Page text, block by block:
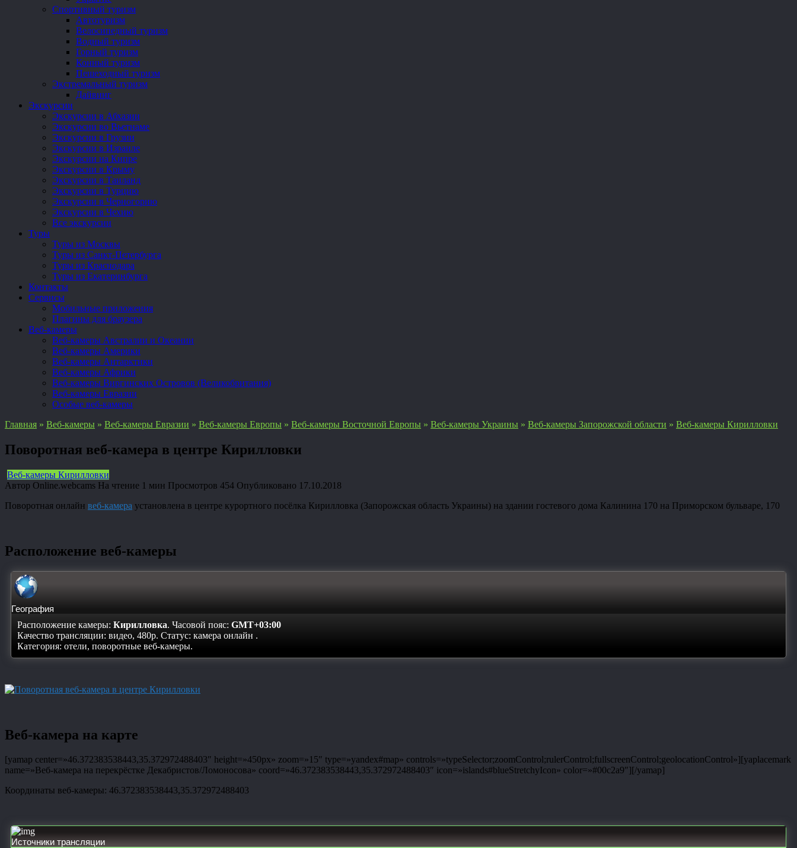
Спортивный туризм
Автотуризм
Велосипедный туризм
Водный туризм
Горный туризм
Конный туризм
Пешеходный туризм
Экстремальный туризм
Дайвинг
Экскурсии
Экскурсии в Абхазии
Экскурсии во Вьетнаме
Экскурсии в Грузии
Экскурсии в Израиле
Экскурсии на Кипре
Экскурсии в Крыму
Экскурсии в Таиланд
Экскурсии в Турцию
Экскурсии в Черногорию
Экскурсии в Чехию
Все экскурсии
Туры
Туры из Москвы
Туры из Санкт-Петербурга
Туры из Краснодара
Туры из Екатеринбурга
Контакты
Сервисы
Мобильные приложения
Плагины для браузера
Веб-камеры
Веб-камеры Австралии и Океании
Веб-камеры Америки
Веб-камеры Антарктики
Веб-камеры Африки
Веб-камеры Виргинских Островов (Великобритания)
Веб-камеры Евразии
Особые веб-камеры
Главная » Веб-камеры » Веб-камеры Евразии » Веб-камеры Европы » Веб-камеры Восточной Европы » Веб-камеры Украины » Веб-камеры Запорожской области » Веб-камеры Кирилловки
Поворотная веб-камера в центре Кирилловки
Веб-камеры Кирилловки
Автор Online.webcams На чтение 1 мин Просмотров 454 Опубликовано 17.10.2018
Поворотная онлайн веб-камера установлена в центре курортного посёлка Кирилловка (Запорожская область Украины) на здании гостевого дома Калинина 170 на Приморском бульваре, 170
Расположение веб-камеры
География
Расположение камеры: Кирилловка. Часовой пояс: GMT+03:00
Качество трансляции: видео, 480p. Статус: камера онлайн .
Категория: отели, поворотные веб-камеры.
Веб-камера на карте
[yamap center=»46.372383538443,35.372972488403″ height=»450px» zoom=»15″ type=»yandex#map» controls=»typeSelector;zoomControl;rulerControl;fullscreenControl;geolocationControl»][yaplacemark
name=»Веб-камера на перекрёстке Декабристов/Ломоносова» coord=»46.372383538443,35.372972488403″ icon=»islands#blueStretchyIcon» color=»#00c2a9″][/yamap]
Координаты веб-камеры: 46.372383538443,35.372972488403
Источники трансляции